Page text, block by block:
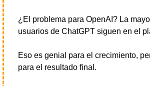
¿El problema para OpenAI? La
usuarios de ChatGPT siguen en el
Eso es genial para el crecimiento,
para el resultado final.